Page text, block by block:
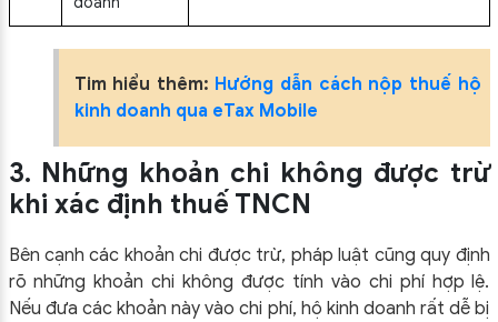
Tim hiểu thêm: Hướng dẫn cách nộp thuế hộ
kinh doanh qua eTax Mobile
3. Những khoản chi không được trừ
khi xác định thuế TNCN
Bên cạnh các khoản chi được trừ, pháp luật cũng quy định
rõ những khoản chi không được tính vào chi phí hợp lệ.
Nếu đưa các khoản này vào chi phí, hộ kinh doanh rất dễ bị